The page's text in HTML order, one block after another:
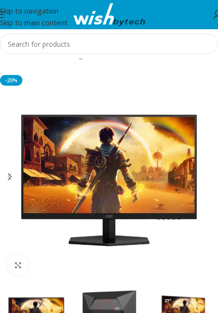
Skip to navigation
Skip to main content
Home/Monitor/Gaming Monitors
-20%